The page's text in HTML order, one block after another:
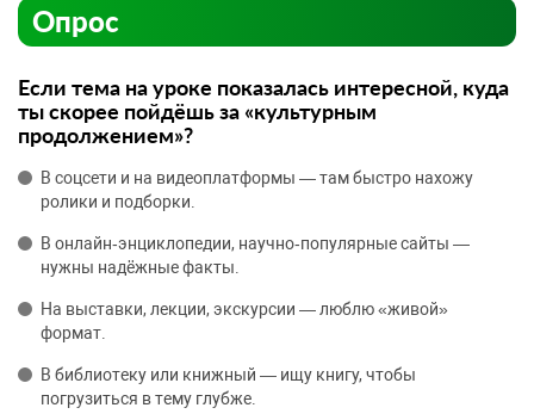
Опрос
Если тема на уроке показалась интересной, куда
ты скорее пойдёшь за «культурным
продолжением»?
В соцсети и на видеоплатформы — там быстро нахожу
ролики и подборки.
В онлайн‑энциклопедии, научно‑популярные сайты —
нужны надёжные факты.
На выставки, лекции, экскурсии — люблю «живой»
формат.
В библиотеку или книжный — ищу книгу, чтобы
погрузиться в тему глубже.